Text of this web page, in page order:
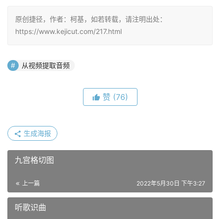
原创捷径，作者：柯基，如若转载，请注明出处：
https://www.kejicut.com/217.html
从视频提取音频
赞 (76)
生成海报
九宫格切图
上一篇 2022年5月30日 下午3:27
听歌识曲